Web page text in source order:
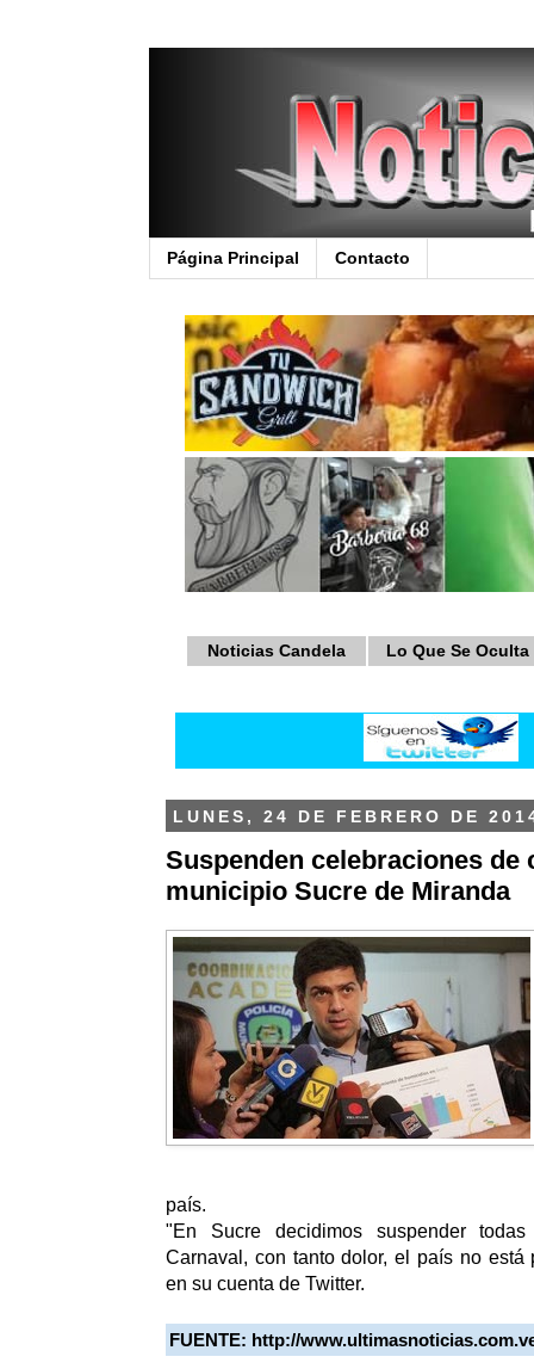
Página Principal Contacto
Noticias Candela Lo Que Se Oculta
LUNES, 24 DE FEBRERO DE
Suspenden celebraciones de
municipio Sucre de Miranda
país.
"En Sucre decidimos suspender
Carnaval, con tanto dolor, el país no está
en su cuenta de Twitter.
FUENTE: http://